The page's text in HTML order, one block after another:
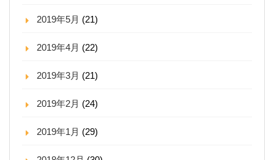
2019年5月 (21)
2019年4月 (22)
2019年3月 (21)
2019年2月 (24)
2019年1月 (29)